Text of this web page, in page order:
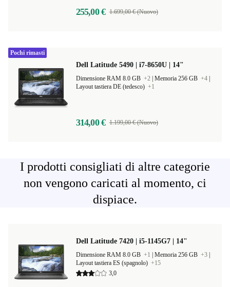
255,00 € 1.699,00 € (Nuovo)
Dell Latitude 5490 | i7-8650U | 14"
Dimensione RAM 8.0 GB +2 Memoria 256 GB +4
Layout tastiera DE (tedesco) +1
314,00 € 1.199,00 € (Nuovo)
Pochi rimasti
I prodotti consigliati di altre categorie
non vengono caricati al momento, ci
dispiace.
Dell Latitude 7420 | i5-1145G7 | 14"
Dimensione RAM 8.0 GB +1 Memoria 256 GB +3
Layout tastiera ES (spagnolo) +15
3,0